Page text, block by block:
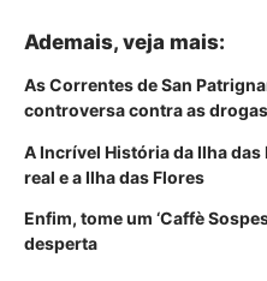
Ademais, veja mais:
As Correntes de San
controversa contra as
A Incrível História da Ilha das
real e a Ilha das Flores
Enfim, tome um ‘Caffè
desperta